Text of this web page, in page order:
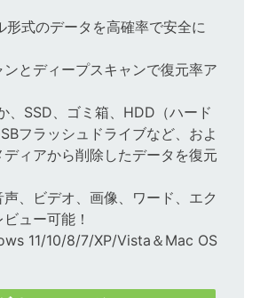
式のデータを高確率で安全に
ンとディープスキャンで復元率ア
、SSD、ゴミ箱、HDD（ハード
フラッシュドライブなど、およ
ィアから削除したデータを復元
、ビデオ、画像、ワード、エク
ュー可能！
11/10/8/7/XP/Vista＆Mac OS